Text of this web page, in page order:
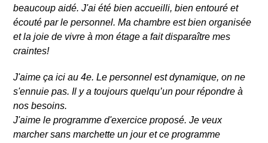
Rechercher
beaucoup aidé. J'ai été bien accueilli, bien entouré et
écouté par le personnel. Ma chambre est bien organisée
et la joie de vivre à mon étage a fait disparaître mes
craintes!
J'aime ça ici au 4e. Le personnel est dynamique, on ne
s'ennuie pas. Il y a toujours quelqu’un pour répondre à
nos besoins.
J'aime le programme d'exercice proposé. Je veux
marcher sans marchette un jour et ce programme